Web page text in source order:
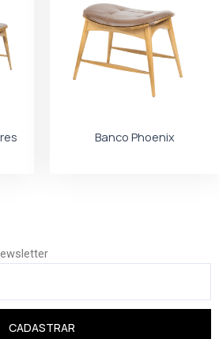
Banco Phoenix
CADASTRAR